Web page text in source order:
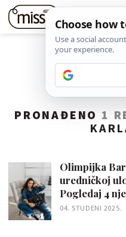
PRONAĐENO 1
Olimpijka
uredničkoj
Pogledaj 4
04. STUDENI 2025.